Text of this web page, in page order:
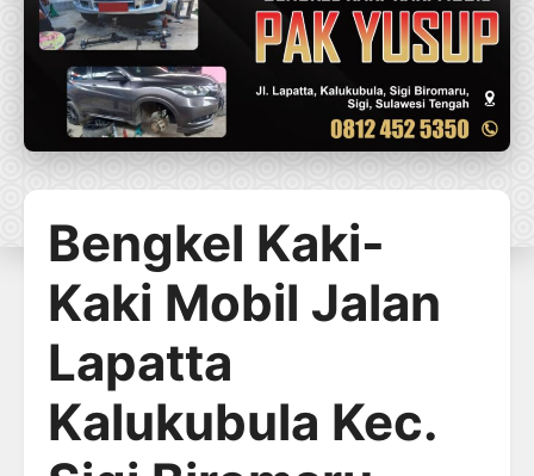
Bengkel Kaki-
Kaki Mobil Jalan
Lapatta
Kalukubula Kec.